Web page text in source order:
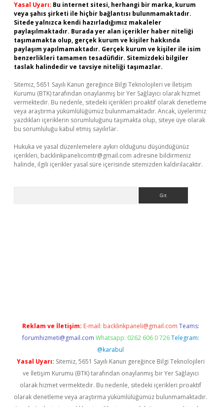
Yasal Uyarı: Bu internet sitesi, herhangi bir marka, kurum
veya şahıs şirketi ile hiçbir bağlantısı bulunmamaktadır.
Sitede yalnızca kendi hazırladığımız makaleler
paylaşılmaktadır. Burada yer alan içerikler haber niteliği
taşımamakta olup, gerçek kurum ve kişiler hakkında
paylaşım yapılmamaktadır. Gerçek kurum ve kişiler ile isim
benzerlikleri tamamen tesadüfidir. Sitemizdeki bilgiler
taslak halindedir ve tavsiye niteliği taşımazlar.
Sitemiz, 5651 Sayılı Kanun gereğince Bilgi Teknolojileri ve İletişim
Kurumu (BTK) tarafından onaylanmış bir Yer Sağlayıcı olarak hizmet
vermektedir. Bu nedenle, sitedeki içerikleri proaktif olarak denetleme
veya araştırma yükümlülüğümüz bulunmamaktadır. Ancak, üyelerimiz
yazdıkları içeriklerin sorumluluğunu taşımakta olup, siteye üye olarak
bu sorumluluğu kabul etmiş sayılırlar.
Hukuka ve yasal düzenlemelere aykırı olduğunu düşündüğünüz
içerikleri, backlinkpanelicomtr@gmail.com adresine bildirmeniz
halinde, ilgili içerikler yasal süre içerisinde sitemizden kaldırılacaktır.
Reklam ve İletişim: E-mail: backlinkpaneli@gmail.com Teams:
forumhizmeti@gmail.com Whatsapp: 0262 606 0 726 Telegram:
@karabul
Yasal Uyarı: Sitemiz, 5651 Sayılı Kanun gereğince Bilgi Teknolojileri
ve İletişim Kurumu (BTK) tarafından onaylanmış bir Yer Sağlayıcı
olarak hizmet vermektedir. Bu nedenle, sitedeki içerikleri proaktif
olarak denetleme veya araştırma yükümlülüğümüz bulunmamaktadır.